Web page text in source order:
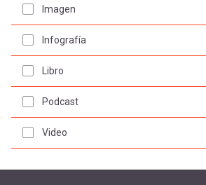
Imagen
Infografía
Libro
Podcast
Video